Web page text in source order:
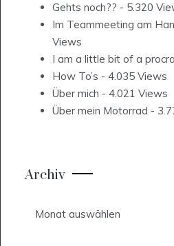
Gehts noch?? - 5.320
Im Teammeeting am
Views
I am a little bit of a
How To’s - 4.035 Views
Über mich - 4.021 Views
Über mein Motorrad -
Archiv